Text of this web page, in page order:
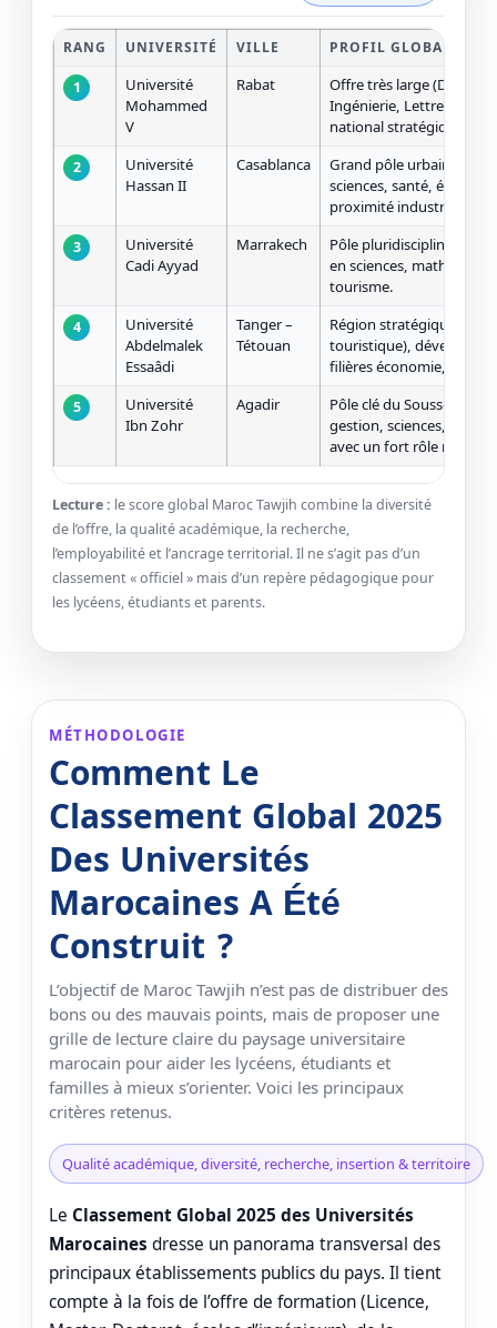
RANG UNIVERSITÉ VILLE PROFIL GLOBAL
1
Université
Mohammed
V
Rabat
Offre très large (Droit,
Ingénierie, Lettres),
national stratégique.
2
Université
Hassan II
Casablanca
Grand pôle urbain :
sciences, santé, écoles
proximité industrie &
3
Université
Cadi Ayyad
Marrakech
Pôle pluridisciplinaire
en sciences, math/
tourisme.
4
Université
Abdelmalek
Essaâdi
Tanger –
Tétouan
Région stratégique
touristique),
filières économie,
5
Université
Ibn Zohr
Agadir
Pôle clé du Souss-
gestion, sciences,
avec un fort rôle
Lecture : le score global Maroc Tawjih combine la diversité
de l’offre, la qualité académique, la recherche,
l’employabilité et l’ancrage territorial. Il ne s’agit pas d’un
classement « officiel » mais d’un repère pédagogique pour
les lycéens, étudiants et parents.
MÉTHODOLOGIE
Comment Le
Classement Global 2025
Des Universités
Marocaines A Été
Construit ?
L’objectif de Maroc Tawjih n’est pas de distribuer des
bons ou des mauvais points, mais de proposer une
grille de lecture claire du paysage universitaire
marocain pour aider les lycéens, étudiants et
familles à mieux s’orienter. Voici les principaux
critères retenus.
Qualité académique, diversité, recherche, insertion & territoire
Le Classement Global 2025 des Universités
Marocaines dresse un panorama transversal des
principaux établissements publics du pays. Il tient
compte à la fois de l’offre de formation (Licence,